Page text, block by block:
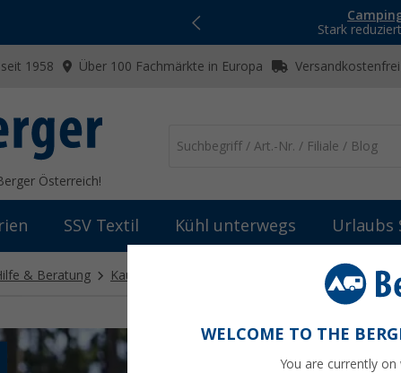
Stark
1958 Über 100 Fachmärkte in Europa Versandkostenfrei
Österreich!
SSV Textil Kühl unterwegs Urlaubs
& Beratung Kaufberatung Nachhaltigkeitsstrategien der
WELCOME TO THE
You are currently